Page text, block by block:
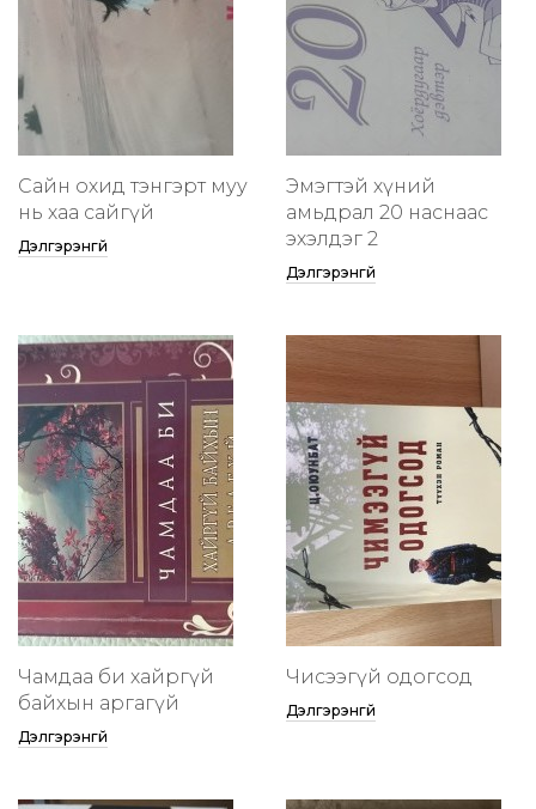
Сайн охид тэнгэрт муу
нь хаа сайгүй
Дэлгэрэнгүй
Эмэгтэй хүний
амьдрал 20 наснаас
эхэлдэг 2
Дэлгэрэнгүй
Чамдаа би хайргүй
байхын аргагүй
Дэлгэрэнгүй
Чисээгүй одогсод
Дэлгэрэнгүй